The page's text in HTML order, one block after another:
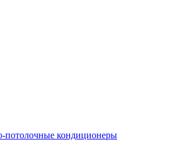
потолочные кондиционеры